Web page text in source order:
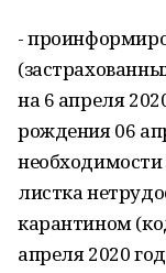
-
на 6 апреля
рождения 06
листка
карантином
апреля 2020